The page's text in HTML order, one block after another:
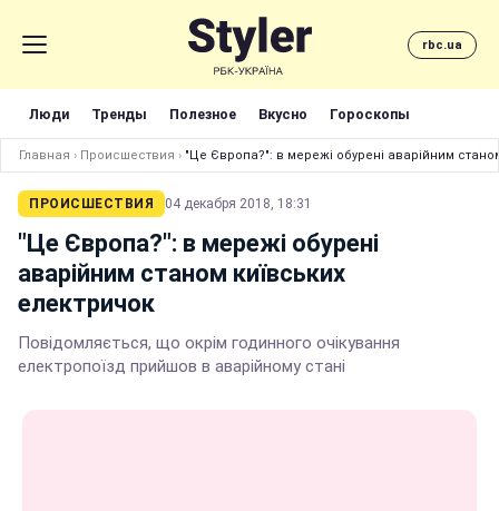
rbc.ua
Люди Тренды Полезное Вкусно Гороскопы
Главная › Происшествия › "Це Європа?": в мережі обурені аварійним
ПРОИСШЕСТВИЯ 04 декабря 2018, 18:31
"Це Європа?": в мережі обурені
аварійним станом київських
електричок
Повідомляється, що окрім годинного очікування
електропоїзд прийшов в аварійному стані